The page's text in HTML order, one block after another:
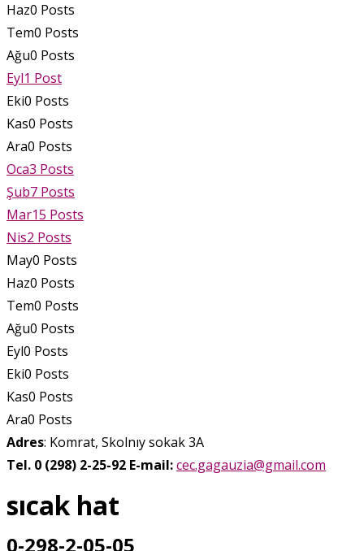
Haz0 Posts
Tem0 Posts
Ağu0 Posts
Eyl1 Post
Eki0 Posts
Kas0 Posts
Ara0 Posts
Oca3 Posts
Şub7 Posts
Mar15 Posts
Nis2 Posts
May0 Posts
Haz0 Posts
Tem0 Posts
Ağu0 Posts
Eyl0 Posts
Eki0 Posts
Kas0 Posts
Ara0 Posts
Adres: Komrat, Skolnıy sokak 3A
Tel. 0 (298) 2-25-92 E-mail:cec.gagauzia@gmail.com
sıcak hat
0-298-2-05-05